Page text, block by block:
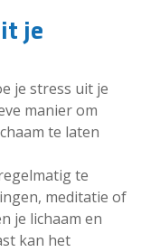
je
je stress uit je
manier om
te laten
te
meditatie of
je lichaam en
kan het